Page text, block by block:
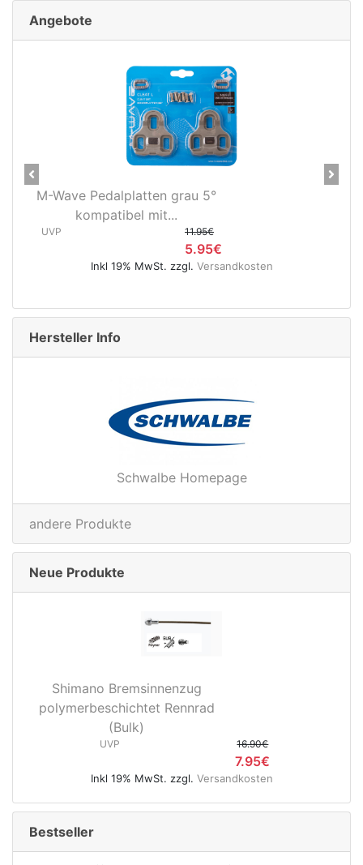
Angebote
Novatec X-Light Disc
Hinterradnabe Boost CL
(12x148...
49.95€
Previous Next
Hersteller Info
Schwalbe Homepage
andere Produkte
Neue Produkte
Shimano Bremsinnenzug
polymerbeschichtet Rennrad
(Bulk)
UVP 16.90€
7.95€
Inkl 19% MwSt. zzgl. Versandkosten
Bestseller